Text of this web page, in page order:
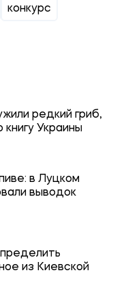
конкурс
редкий гриб,
Украины
в Луцком
выводок
из Киевской